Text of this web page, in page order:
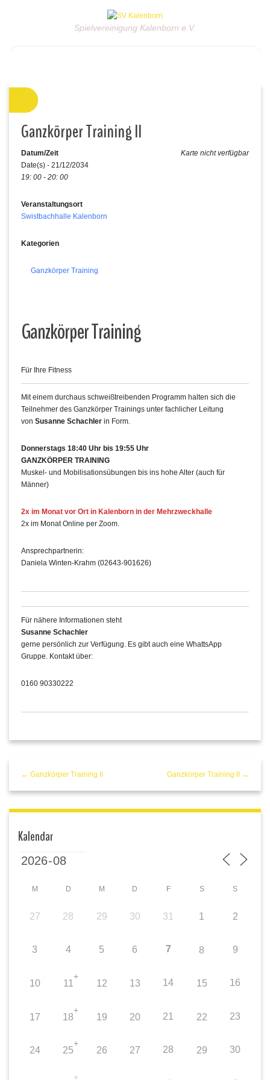
Spielvereinigung Kalenborn e.V.
Ganzkörper Training II
Karte nicht verfügbar
Datum/Zeit
Date(s) - 21/12/2034
19: 00 - 20: 00
Veranstaltungsort
Swistbachhalle Kalenborn
Kategorien
Ganzkörper Training
Ganzkörper Training
Für Ihre Fitness
Mit einem durchaus schweißtreibenden Programm halten sich die
Teilnehmer des Ganzkörper Trainings unter fachlicher Leitung
von Susanne Schachler in Form.
Donnerstags 18:40 Uhr bis 19:55 Uhr
GANZKÖRPER TRAINING
Muskel- und Mobilisationsübungen bis ins hohe Alter (auch für
Männer)
2x im Monat vor Ort in Kalenborn in der Mehrzweckhalle
2x im Monat Online per Zoom.
Ansprechpartnerin:
Daniela Winten-Krahm (02643-901626)
Für nähere Informationen steht
Susanne Schachler
gerne persönlich zur Verfügung. Es gibt auch eine WhattsApp
Gruppe. Kontakt über:
0160 90330222
← Ganzkörper Training II Ganzkörper Training II →
Kalendar
M D M D F S S
27 28 29 30 31 1 2
3 4 5 6 7 8 9
10 11
+
12 13 14 15 16
17 18
+
19 20 21 22 23
24 25
+
26 27 28 29 30
+